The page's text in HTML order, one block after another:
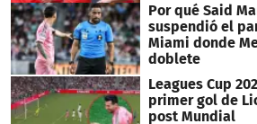
Por qué Said
suspendió el
Miami donde
doblete
Leagues Cup
primer gol de
post Mundial